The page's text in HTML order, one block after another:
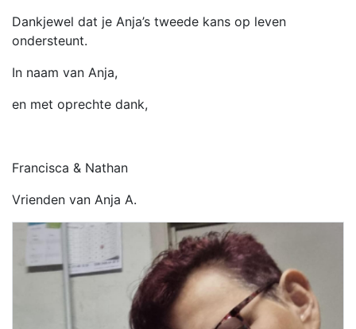
Dankjewel dat je Anja’s tweede kans op leven
ondersteunt.
In naam van Anja,
en met oprechte dank,
Francisca & Nathan
Vrienden van Anja A.